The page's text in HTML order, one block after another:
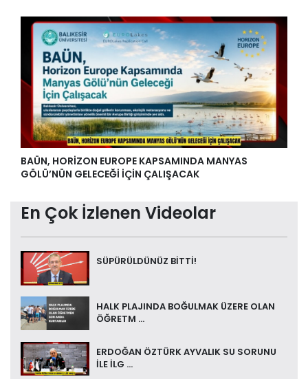
BAÜN, HORİZON EUROPE KAPSAMINDA MANYAS
GÖLÜ’NÜN GELECEĞİ İÇİN ÇALIŞACAK
En Çok İzlenen Videolar
SÜPÜRÜLDÜNÜZ BİTTİ!
HALK PLAJINDA BOĞULMAK ÜZERE OLAN
ÖĞRETM ...
ERDOĞAN ÖZTÜRK AYVALIK SU SORUNU
İLE İLG ...